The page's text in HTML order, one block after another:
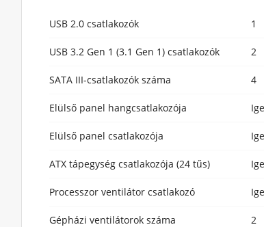
USB 2.0 csatlakozók 1
USB 3.2 Gen 1 (3.1 Gen 1) csatlakozók 2
SATA III-csatlakozók száma 4
Elülső panel hangcsatlakozója
Elülső panel csatlakozója
ATX tápegység csatlakozója (24 tűs)
Processzor ventilátor csatlakozó
Gépházi ventilátorok száma 2